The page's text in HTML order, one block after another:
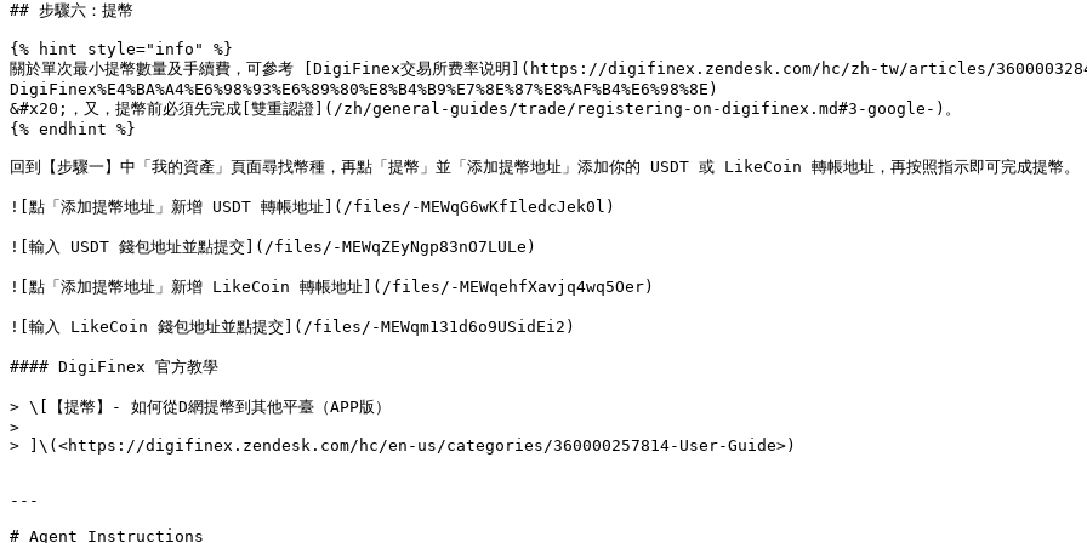
## 步驟六：提幣
{% hint style="info" %}
關於單次最小提幣數量及手續費，可參考 [DigiFinex交易所费率说明](https://digifinex.zendesk.com/hc/zh-tw/articles/
DigiFinex%E4%BA%A4%E6%98%93%E6%89%80%E8%B4%B9%E7%8E%87%E8%AF%B4%E6%98%8E)
&#x20;，又，提幣前必須先完成[雙重認證](/zh/general-guides/trade/registering-on-digifinex.md#3-google-)。
{% endhint %}
回到【步驟一】中「我的資產」頁面尋找幣種，再點「提幣」並「添加提幣地址」添加你的 USDT 或 LikeCoin 轉帳地址，再按照指示即可完成提幣。
![點「添加提幣地址」新增 USDT 轉帳地址](/files/-MEWqG6wKfIledcJek0l)
![輸入 USDT 錢包地址並點提交](/files/-MEWqZEyNgp83nO7LULe)
![點「添加提幣地址」新增 LikeCoin 轉帳地址](/files/-MEWqehfXavjq4wq5Oer)
![輸入 LikeCoin 錢包地址並點提交](/files/-MEWqm131d6o9USidEi2)
#### DigiFinex 官方教學
> \[【提幣】- 如何從D網提幣到其他平臺（APP版）
>
> ]\(<https://digifinex.zendesk.com/hc/en-us/categories/360000257814-User-Guide>)
---
# Agent Instructions